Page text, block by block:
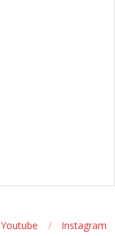
Youtube
Instagram